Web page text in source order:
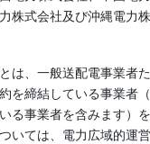
株式会社及び沖縄電力
は、一般送配電事業者
を締結している事業者
る事業者を含みます）
いては、電力広域的運